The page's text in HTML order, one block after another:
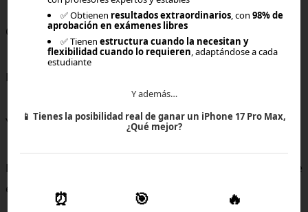
Conversar.
Evaluar.
Y luego decidir con coherencia.
La modalidad online no es un salto al vacío cuando existe
estructura, planificación y acompañamiento.
✅ Obtienen resultados extraordinarios, con98% de
aprobación en exámenes libres
✅ Tienenestructura cuando la necesitan y
flexibilidad cuando lo requieren, adaptándose a cada
estudiante
Y además…
📱 Tienes la posibilidad real de ganar un iPhone 17 Pro Max,
¿Qué mejor?
⏰ 🎯 🔥